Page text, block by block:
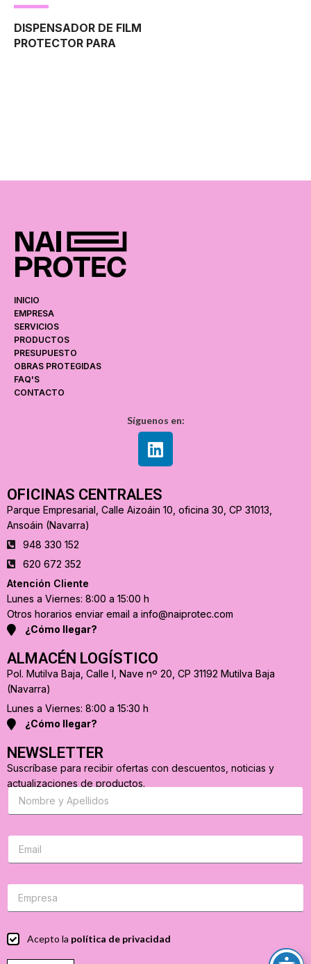
DISPENSADOR DE FILM
PROTECTOR PARA
INICIO
EMPRESA
SERVICIOS
PRODUCTOS
PRESUPUESTO
OBRAS PROTEGIDAS
FAQ'S
CONTACTO
Síguenos en:
OFICINAS CENTRALES
Parque Empresarial, Calle Aizoáin 10, oficina 30, CP 31013,
Ansoáin (Navarra)
948 330 152
620 672 352
Atención Cliente
Lunes a Viernes: 8:00 a 15:00 h
Otros horarios enviar email a info@naiprotec.com
¿Cómo llegar?
ALMACÉN LOGÍSTICO
Pol. Mutilva Baja, Calle I, Nave nº 20, CP 31192 Mutilva Baja
(Navarra)
Lunes a Viernes: 8:00 a 15:30 h
¿Cómo llegar?
NEWSLETTER
Suscríbase para recibir ofertas con descuentos, noticias y
actualizaciones de productos.
S
s
r
b
s
p
r
a
r
C
r
e
e
e
c
t
C
s
Acepto la política de privacidad